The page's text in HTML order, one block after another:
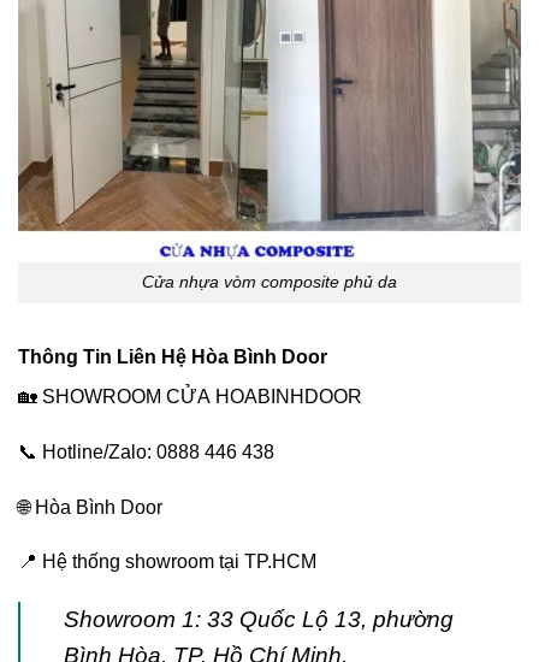
Cửa nhựa vòm composite phủ da
Thông Tin Liên Hệ Hòa Bình Door
🏡 SHOWROOM CỬA HOABINHDOOR
📞 Hotline/Zalo: 0888 446 438
🌐 Hòa Bình Door
📍 Hệ thống showroom tại TP.HCM
Showroom 1: 33 Quốc Lộ 13, phường
Bình Hòa, TP. Hồ Chí Minh.